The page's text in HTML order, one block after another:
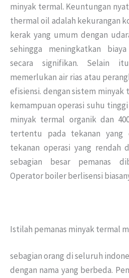
minyak termal. Keuntungan
thermal oil adalah kekurangan
kerak yang umum dengan
sehingga meningkatkan
secara signifikan. Selain
memerlukan air rias atau
efisiensi. dengan sistem
kemampuan operasi suhu
minyak termal organik dan
tertentu pada tekanan yang
tekanan operasi yang
sebagian besar pemanas
Operator boiler berlisensi
Istilah pemanas minyak termal
sebagian orang di seluruh
dengan nama yang berbeda.